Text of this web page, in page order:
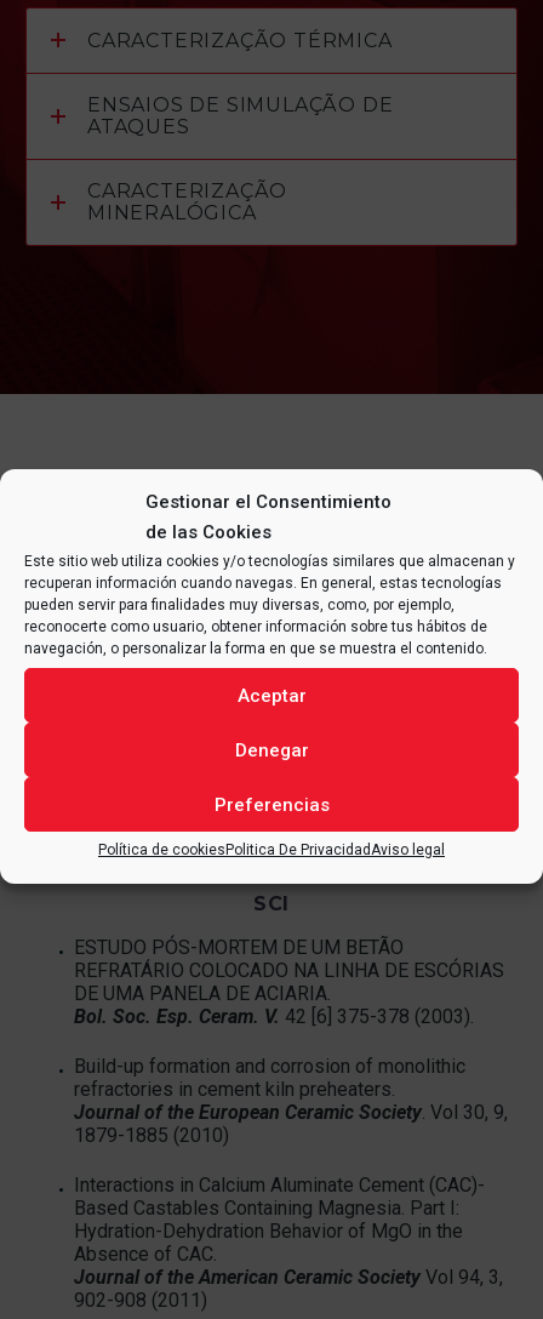
Gestionar el Consentimiento
de las Cookies
Este sitio web utiliza cookies y/o tecnologías similares que almacenan y
recuperan información cuando navegas. En general, estas tecnologías
pueden servir para finalidades muy diversas, como, por ejemplo,
reconocerte como usuario, obtener información sobre tus hábitos de
navegación, o personalizar la forma en que se muestra el contenido.
Aceptar
Denegar
Preferencias
Política de cookies Politica De PrivacidadAviso legal
CARACTERIZAÇÃO TÉRMICA
ENSAIOS DE SIMULAÇÃO DE
ATAQUES
CARACTERIZAÇÃO
MINERALÓGICA
PUBLICAÇÕES E
PARTICIPAÇÕES EM
CONGRESSOS
SCI
ESTUDO PÓS-MORTEM DE UM BETÃO
REFRATÁRIO COLOCADO NA LINHA DE ESCÓRIAS
DE UMA PANELA DE ACIARIA.
Bol. Soc. Esp. Ceram. V. 42 [6] 375-378 (2003).
Build-up formation and corrosion of monolithic
refractories in cement kiln preheaters.
Journal of the European Ceramic Society. Vol 30, 9,
1879-1885 (2010)
Interactions in Calcium Aluminate Cement (CAC)-
Based Castables Containing Magnesia. Part I:
Hydration-Dehydration Behavior of MgO in the
Absence of CAC.
Journal of the American Ceramic Society Vol 94, 3,
902-908 (2011)